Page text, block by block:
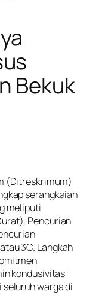
Bekuk
(Ditreskrimum)
serangkaian
meliputi
Pencurian
3C. Langkah
kondusivitas
warga di